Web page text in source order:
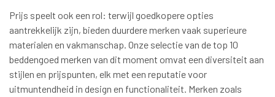
Prijs speelt ook een rol: terwijl goedkopere opties
aantrekkelijk zijn, bieden duurdere merken vaak superieure
materialen en vakmanschap. Onze selectie van de top 10
beddengoed merken van dit moment omvat een diversiteit aan
stijlen en prijspunten, elk met een reputatie voor
uitmuntendheid in design en functionaliteit. Merken zoals